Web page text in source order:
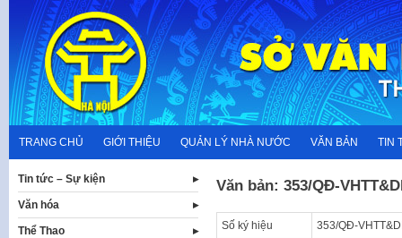
content
TRANG CHỦ GIỚI THIỆU QUẢN LÝ NHÀ NƯỚC VĂN BẢN TIN
Văn bản: 353/QĐ-
Số ký hiệu 353/QĐ-
Tin tức – Sự kiện
Văn hóa
Thể Thao